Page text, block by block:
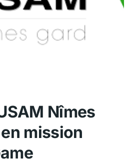
Nîmes
mission